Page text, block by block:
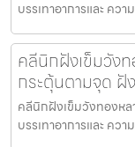
บรรเทาอาการและ ค
คลีนิกฝังเข็มวังท
กระตุ้นตามจุด ฝั
คลีนิกฝังเข็มวังทองหล
บรรเทาอาการและ คว